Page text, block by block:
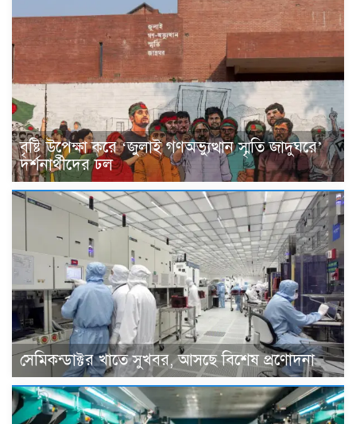
বৃষ্টি উপেক্ষা করে ‘জুলাই গণঅভ্যুত্থান স্মৃতি জাদুঘরে’
দর্শনার্থীদের ঢল
সেমিকন্ডাক্টর খাতে সুখবর, আসছে বিশেষ প্রণোদনা